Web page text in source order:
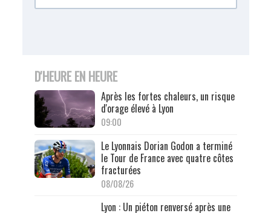
D'HEURE EN HEURE
Après les fortes chaleurs, un risque
d'orage élevé à Lyon
09:00
Le Lyonnais Dorian Godon a terminé
le Tour de France avec quatre côtes
fracturées
08/08/26
Lyon : Un piéton renversé après une